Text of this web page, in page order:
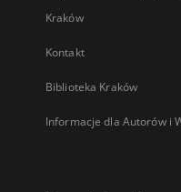
Kraków
Kontakt
Biblioteka Kraków
Informacje dla Autorów i